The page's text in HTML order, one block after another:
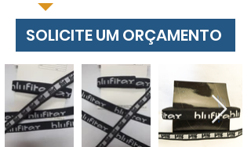
SOLICITE UM ORÇAMENTO